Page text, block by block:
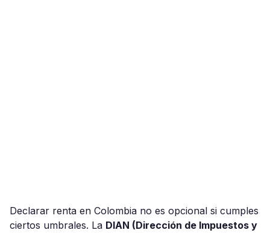
Declarar renta en Colombia no es opcional si cumples
ciertos umbrales. La DIAN (Dirección de Impuestos y